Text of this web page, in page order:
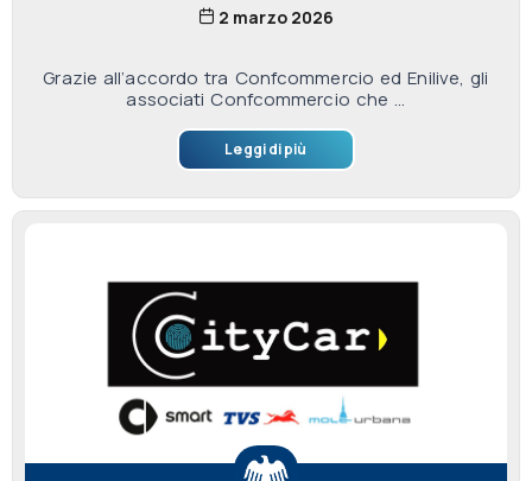
2 marzo 2026
Grazie all’accordo tra Confcommercio ed Enilive, gli
associati Confcommercio che ...
Leggi di più